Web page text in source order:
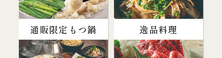
通販限定もつ鍋 逸品料理